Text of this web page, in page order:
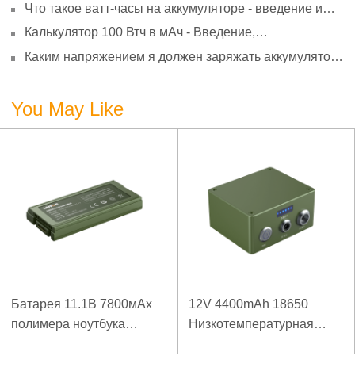
старение
Что такое ватт-часы на аккумуляторе - введение и
Калькулятор 100 Втч в мАч - Введение,
Каким напряжением я должен заряжать аккумулятор
You May Like
Батарея 11.1В 7800мАх
полимера ноутбука
12V 4400mAh 18650
Низкотемпературная